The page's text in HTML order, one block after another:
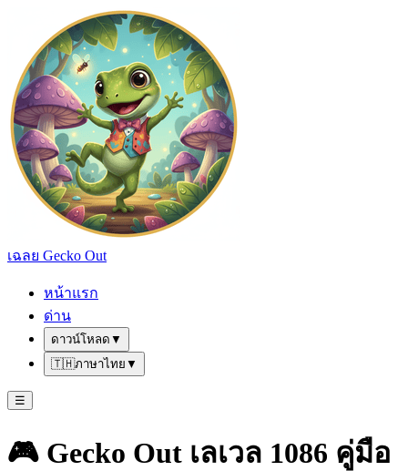
เฉลย Gecko Out
หน้าแรก
ด่าน
ดาวน์โหลด ▼
🇹🇭ภาษาไทย ▼
☰
🎮 Gecko Out เลเวล 1086 คู่มือ